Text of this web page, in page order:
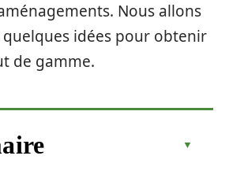
Nous allons
idées pour obtenir
de gamme.